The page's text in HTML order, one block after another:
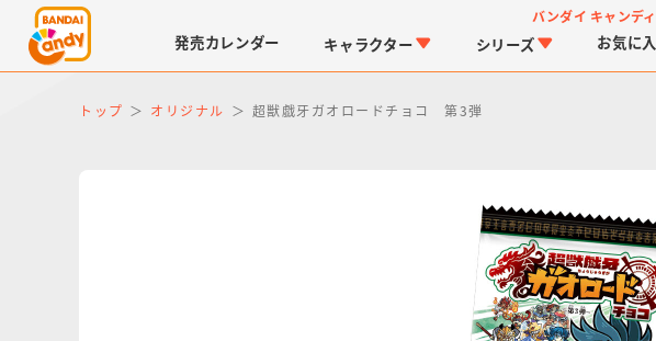
バンダイ キャンデ
発売カレンダー キャラクター
PROJECT R.E.D.
ーパー戦隊シリー
シリーズ
つりグミ
お気に
トップ オリジナル 超獣戯牙ガオロードチョコ 第3弾